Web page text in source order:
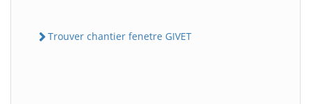
Trouver chantier fenetre GIVET